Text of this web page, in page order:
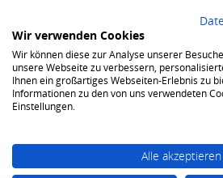
Kochen & Backen Zubehör Zubehör Kochen
Wir verwenden Cookies
Wir können diese zur Analyse unserer
unsere Webseite zu verbessern,
Ihnen ein großartiges Webseiten-Erlebnis zu
Informationen zu den von uns verwendeten
Einstellungen.
Alle akzeptieren